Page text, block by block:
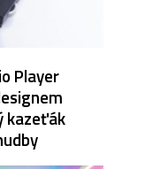
Player
kazeťák